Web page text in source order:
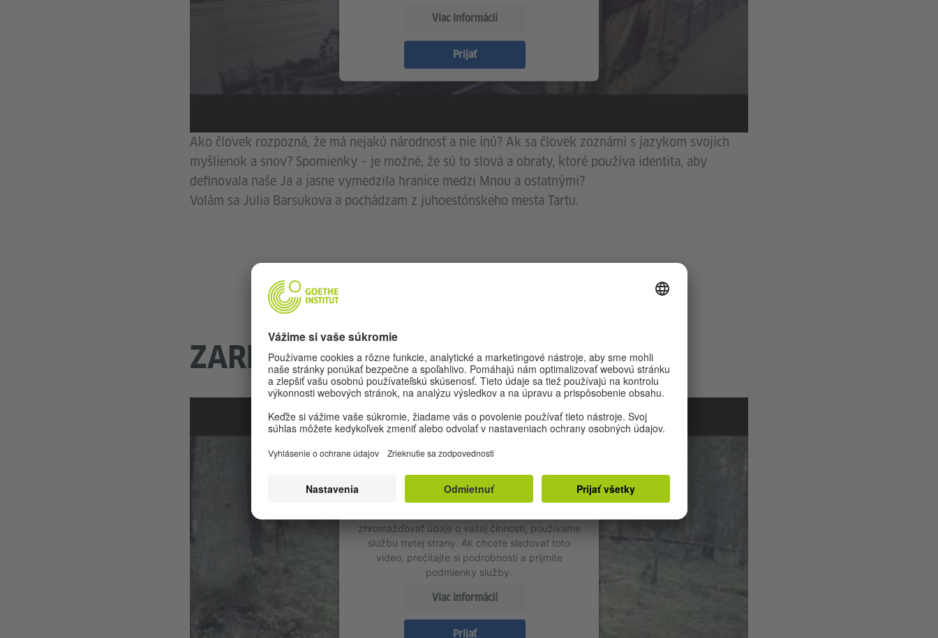
Viac informácií
Prijať
Ako človek rozpozná, že má nejakú národnosť a nie inú? Ak sa človek zoznámi s jazykom svojich
myšlienok a snov? Spomienky – je možné, že sú to slová a obraty, ktoré používa identita, aby
definovala naše Ja a jasne vymedzila hranice medzi Mnou a ostatnými?
Volám sa Julia Barsukova a pochádzam z juhoestónskeho mesta Tartu.
ZAREMA NIKIFOROVA, TARTU
Na načítanie služby s názvom YouTube
Video potrebujeme váš súhlas!
zhromažďovať údaje o vašej činnosti, používame
službu tretej strany. Ak chcete sledovať toto
video, prečítajte si podrobnosti a prijmite
podmienky služby.
Viac informácií
Prijať